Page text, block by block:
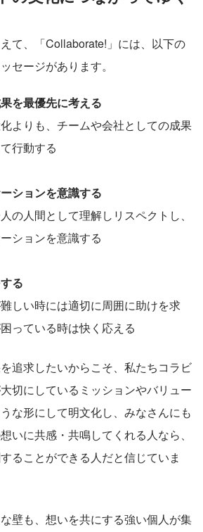
て、「Collaborate!」には、以下の
セージがあります。
を最優先に考える
よりも、チームや会社としての成果
行動する
ションを意識する
の人間として理解しリスペクトし、
ションを意識する
る
しい時には適切に周囲に助けを求
っている時は快く応える
追求したいからこそ、私たちコラビ
切にしているミッションやバリュー
な形にして明文化し、みなさんにも
いに共感・共鳴してくれる人なら、
ることができる人だと信じていま
壁も、想いを共にする強い個人が集